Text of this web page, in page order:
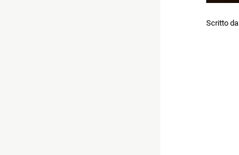
Scritto da